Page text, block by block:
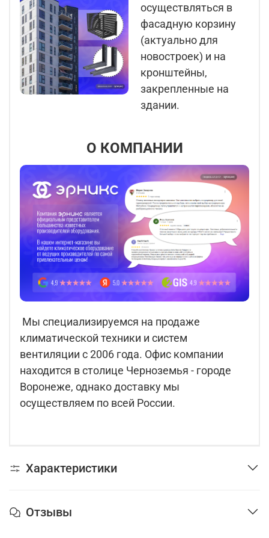
осуществляться в
фасадную корзину
(актуально для
новостроек) и на
кронштейны,
закрепленные на
здании.
О КОМПАНИИ
Мы специализируемся на продаже
климатической техники и систем
вентиляции с 2006 года. Офис компании
находится в столице Черноземья - городе
Воронеже, однако доставку мы
осуществляем по всей России.
Характеристики
Отзывы